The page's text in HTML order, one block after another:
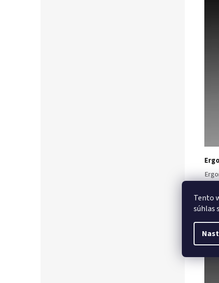
Tento
súhlas